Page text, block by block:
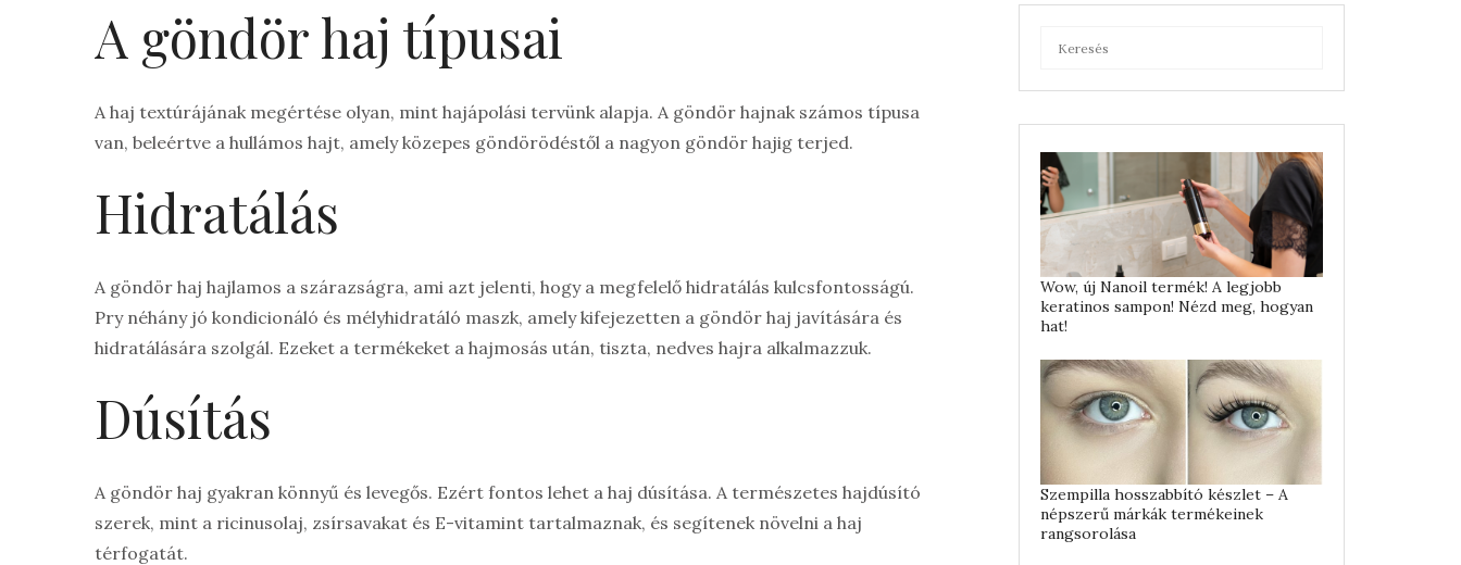
A göndör haj típusai
A haj textúrájának megértése olyan, mint hajápolási tervünk alapja. A göndör hajnak számos típusa
van, beleértve a hullámos hajt, amely közepes göndörödéstől a nagyon göndör hajig terjed.
Hidratálás
A göndör haj hajlamos a szárazságra, ami azt jelenti, hogy a megfelelő hidratálás kulcsfontosságú.
Pry néhány jó kondicionáló és mélyhidratáló maszk, amely kifejezetten a göndör haj javítására és
hidratálására szolgál. Ezeket a termékeket a hajmosás után, tiszta, nedves hajra alkalmazzuk.
Dúsítás
A göndör haj gyakran könnyű és levegős. Ezért fontos lehet a haj dúsítása. A természetes hajdúsító
szerek, mint a ricinusolaj, zsírsavakat és E-vitamint tartalmaznak, és segítenek növelni a haj
térfogatát.
Wow, új Nanoil termék! A legjobb
keratinos sampon! Nézd meg, hogyan
hat!
Szempilla hosszabbító készlet – A
népszerű márkák termékeinek
rangsorolása